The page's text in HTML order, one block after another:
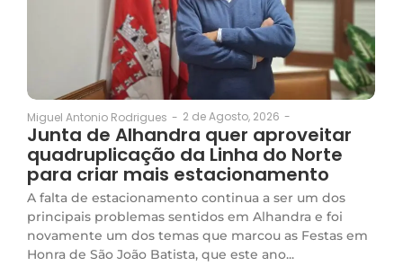
Miguel Antonio Rodrigues - 2 de Agosto, 2026 -
Junta de Alhandra quer aproveitar
quadruplicação da Linha do Norte
para criar mais estacionamento
A falta de estacionamento continua a ser um dos
principais problemas sentidos em Alhandra e foi
novamente um dos temas que marcou as Festas em
Honra de São João Batista, que este ano...